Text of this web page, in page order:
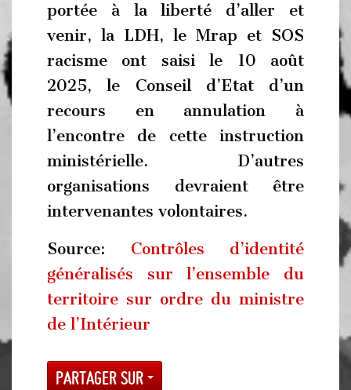
portée à la liberté d’aller et
venir, la LDH, le Mrap et SOS
racisme ont saisi le 10 août
2025, le Conseil d’Etat d’un
recours en annulation à
l’encontre de cette instruction
ministérielle. D’autres
organisations devraient être
intervenantes volontaires.
Source: Contrôles d’identité
généralisés sur l’ensemble du
territoire sur ordre du ministre
de l’Intérieur
Partager sur